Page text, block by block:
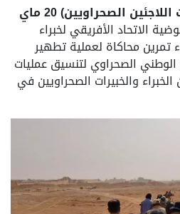
الشهيد الحافظ (مخيمات اللاجئين الصحراويين) 20 ماي
الاتحاد الأفريقي لخبراء
تمرين محاكاة لعملية تطهير
الصحراوي لتنسيق عمليات
والخبيرات الصحراويين في